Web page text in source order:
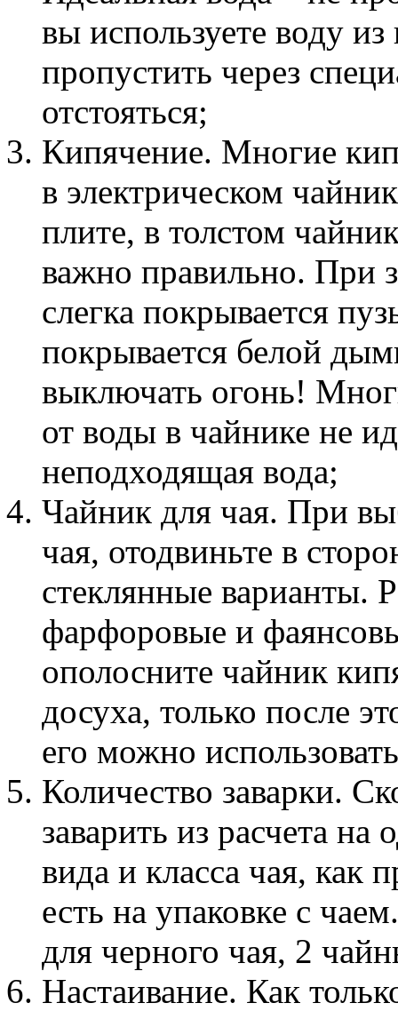
вы используете воду
пропустить через
отстояться;
Кипячение. Многие
в электрическом
плите, в толстом
важно правильно. При
слегка покрывается
покрывается белой
выключать огонь!
от воды в чайнике не
неподходящая вода;
Чайник для чая. При
чая, отодвиньте в
стеклянные варианты.
фарфоровые и
ополосните чайник
досуха, только после
его можно
Количество заварки.
заварить из расчета на
вида и класса чая, как
есть на упаковке с
для черного чая, 2
Настаивание. Как